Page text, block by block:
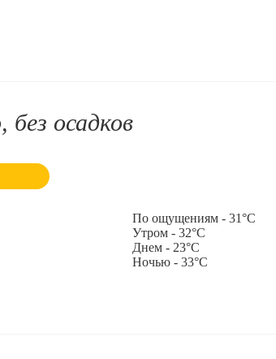
без осадков
По ощущениям - 31°C
Утром - 32°C
Днем - 23°C
Ночью - 33°C